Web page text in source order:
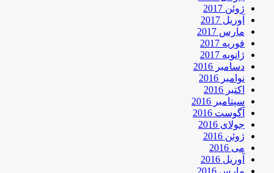
ژوئن 2017
آوریل 2017
مارس 2017
فوریه 2017
ژانویه 2017
دسامبر 2016
نوامبر 2016
اکتبر 2016
سپتامبر 2016
آگوست 2016
جولای 2016
ژوئن 2016
می 2016
آوریل 2016
مارس 2016